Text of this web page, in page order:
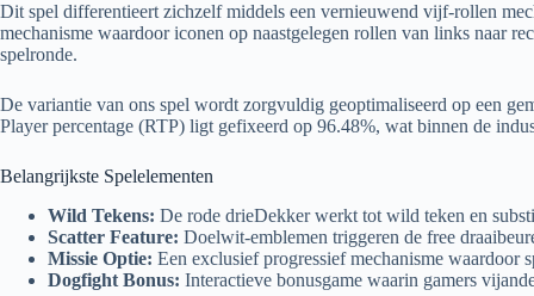
Dit spel differentieert zichzelf middels een vernieuwend vijf-rollen
mechanisme waardoor iconen op naastgelegen rollen van links naar
spelronde.
De variantie van ons spel wordt zorgvuldig geoptimaliseerd op een
Player percentage (RTP) ligt gefixeerd op 96.48%, wat binnen de
Belangrijkste Spelelementen
Wild Tekens: De rode drieDekker werkt tot wild teken en
Scatter Feature: Doelwit-emblemen triggeren de free
Missie Optie: Een exclusief progressief mechanisme waardoor
Dogfight Bonus: Interactieve bonusgame waarin gamers